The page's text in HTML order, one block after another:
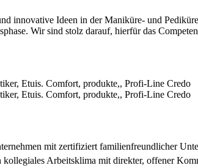
innovative Ideen in der Maniküre- und
Wir sind stolz darauf, hierfür das
mit zertifiziert familienfreundlicher
Arbeitsklima mit direkter, offener